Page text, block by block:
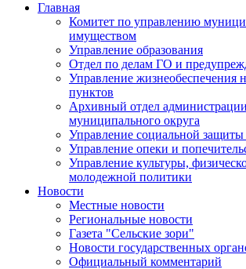
Главная
Комитет по управлению
имуществом
Управление образования
Отдел по делам ГО и
Управление жизнеобеспечения
пунктов
Архивный отдел
муниципального округа
Управление социальной защиты
Управление опеки и
Управление культуры,
молодежной политики
Новости
Местные новости
Региональные новости
Газета "Сельские зори"
Новости государственных
Официальный комментарий